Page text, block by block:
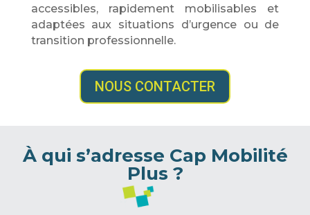
accessibles, rapidement mobilisables et
adaptées aux situations d’urgence ou de
transition professionnelle.
NOUS CONTACTER
À qui s’adresse Cap Mobilité
Plus ?